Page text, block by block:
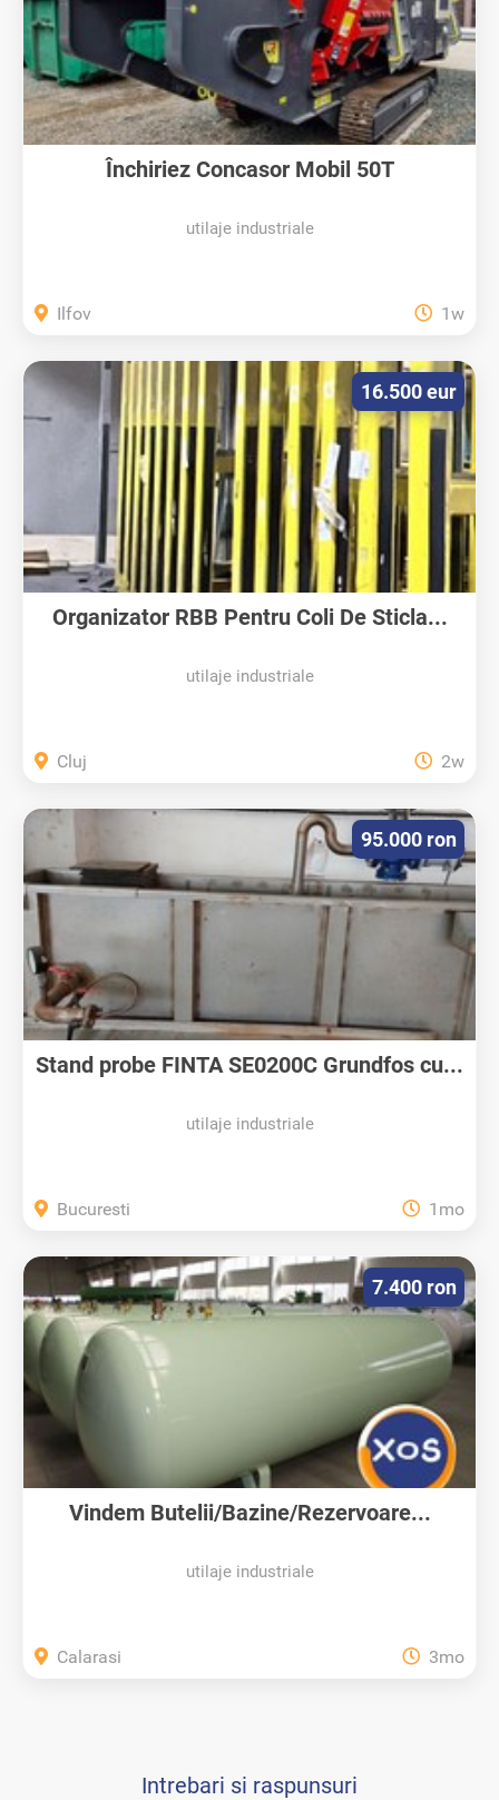
Închiriez Concasor Mobil 50T
utilaje industriale
Ilfov 1w
Organizator RBB Pentru Coli De Sticla...
utilaje industriale
16.500 eur
Cluj 2w
Stand probe FINTA SE0200C Grundfos cu...
utilaje industriale
95.000 ron
Bucuresti 1mo
Vindem Butelii/Bazine/Rezervoare...
utilaje industriale
7.400 ron
Calarasi 3mo
Intrebari si raspunsuri